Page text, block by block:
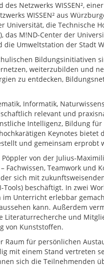
Netzwerks WISSEN²,
WISSEN² aus
Universität, die Technische
das M!ND-Center der
die Umweltstation der Stadt
Bildungsinitiativen
weiterzubilden und
zu entdecken,
Informatik,
relevant und
Intelligenz, Bildung
Keynotes bietet
und gemeinsam erprobt
von der Julius-
Fachwissen, Teamwork und
sich mit
beschäftigt. In zwei
Unterricht erlebbar
kann. Außerdem
Literaturrecherche und
von Kunststoffen.
Raum für persönlichen
mit einem Stand vertreten
sich die Teilnehmenden